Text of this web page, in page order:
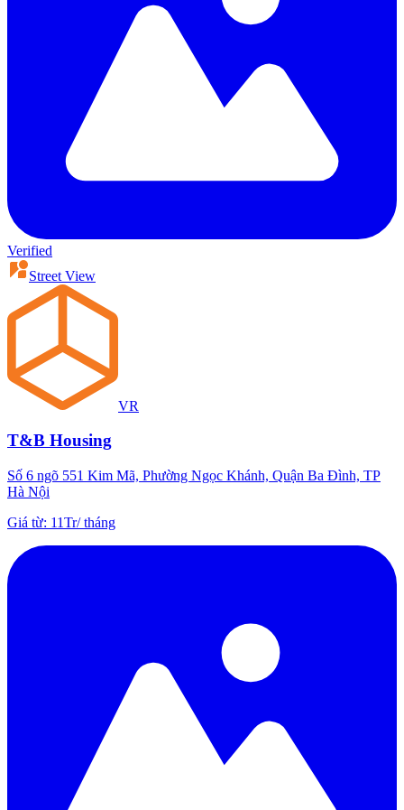
Verified
Street View
VR
T&B Housing
Số 6 ngõ 551 Kim Mã, Phường Ngọc Khánh, Quận Ba Đình, TP
Hà Nội
Giá từ: 11Tr/tháng